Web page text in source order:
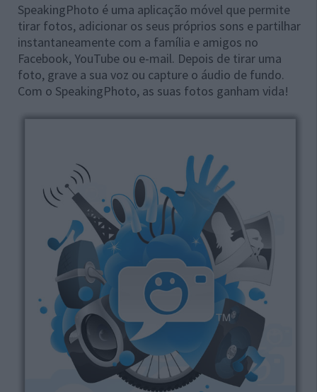
SpeakingPhoto é uma aplicação móvel que permite
tirar fotos, adicionar os seus próprios sons e partilhar
instantaneamente com a família e amigos no
Facebook, YouTube ou e-mail. Depois de tirar uma
foto, grave a sua voz ou capture o áudio de fundo.
Com o SpeakingPhoto, as suas fotos ganham vida!